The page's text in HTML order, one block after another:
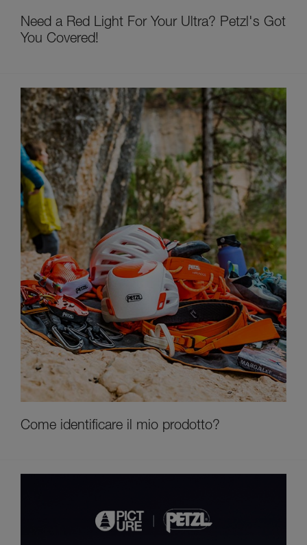
Need a Red Light For Your Ultra? Petzl's Got
You Covered!
Come identificare il mio prodotto?